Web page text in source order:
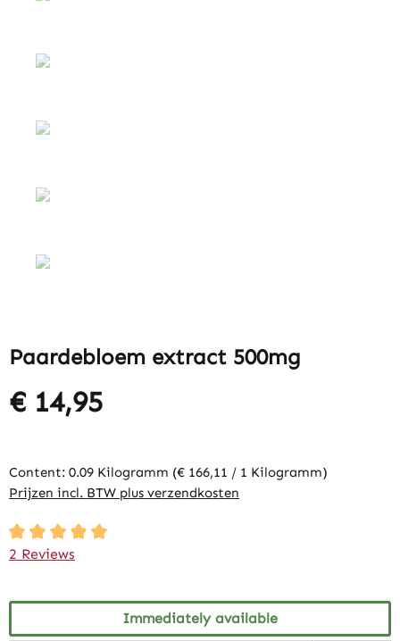
Paardebloem extract 500mg
€ 14,95
Content: 0.09 Kilogramm (€ 166,11 / 1 Kilogramm)
Prijzen incl. BTW plus verzendkosten
Average rating of 5 out of 5 stars
2 Reviews
Immediately available